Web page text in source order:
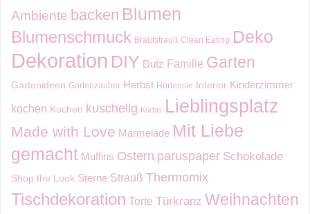
Ambiente backen Blumen
Blumenschmuck Brautstrauß Clean Eating Deko
Dekoration DIY Dutz Familie Garten
Gartenideen Gartenzauber Herbst Hortensie Interior Kinderzimmer
kochen Kuchen kuschelig Kürbis Lieblingsplatz
Made with Love Marmelade Mit Liebe
gemacht Muffins Ostern paruspaper Schokolade
Shop the Look Sterne Strauß Thermomix
Tischdekoration Torte Türkranz Weihnachten